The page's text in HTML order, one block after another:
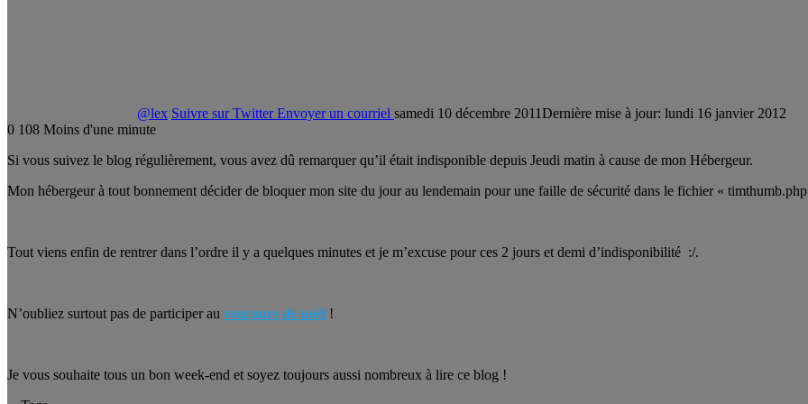
@lex Suivre sur Twitter Envoyer un courriel samedi 10 décembre 2011Dernière mise à jour: lundi 16 janvier 2012
0 108 Moins d'une minute
Si vous suivez le blog régulièrement, vous avez dû remarquer qu’il était indisponible depuis Jeudi matin à cause de mon Hébergeur.
Mon hébergeur à tout bonnement décider de bloquer mon site du jour au lendemain pour une faille de sécurité dans le fichier «
Tout viens enfin de rentrer dans l’ordre il y a quelques minutes et je m’excuse pour ces 2 jours et demi d’indisponibilité :/.
N’oubliez surtout pas de participer au concours de noël !
Je vous souhaite tous un bon week-end et soyez toujours aussi nombreux à lire ce blog !